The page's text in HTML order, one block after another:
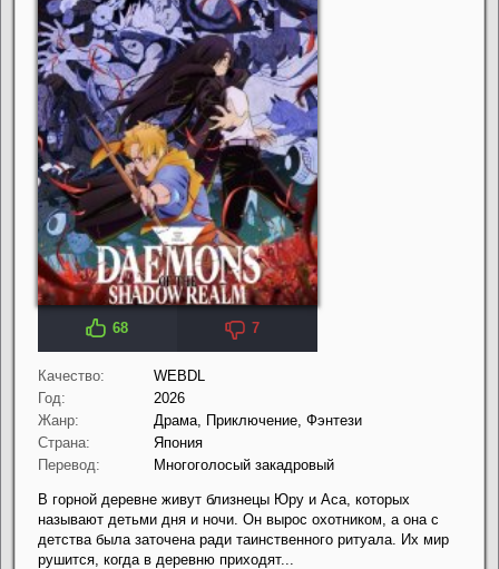
68 7
Качество:
WEBDL
Год:
2026
Жанр:
Драма, Приключение, Фэнтези
Страна:
Япония
Перевод:
Многоголосый закадровый
В горной деревне живут близнецы Юру и Аса, которых
называют детьми дня и ночи. Он вырос охотником, а она с
детства была заточена ради таинственного ритуала. Их мир
рушится, когда в деревню приходят...